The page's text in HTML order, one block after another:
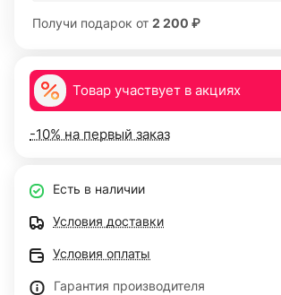
Получи подарок от 2 200 ₽
Товар участвует в акциях
-10% на первый заказ
Есть в наличии
Условия доставки
Условия оплаты
Гарантия производителя